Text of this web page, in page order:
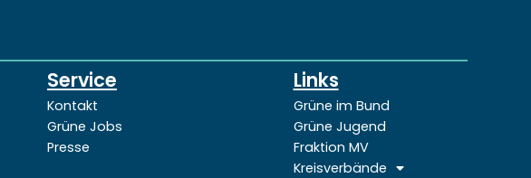
Service
Kontakt
Grüne Jobs
Presse
Links
Grüne im Bund
Grüne Jugend
Fraktion MV
Kreisverbände